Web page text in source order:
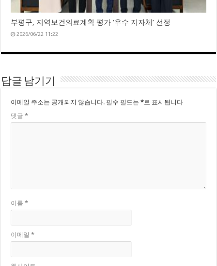
부평구, 지역보건의료계획 평가 ‘우수 지자체’ 선정
2026/06/22 11:22
답글 남기기
이메일 주소는 공개되지 않습니다. 필수 필드는*로 표시됩니다
댓글*
이름*
이메일*